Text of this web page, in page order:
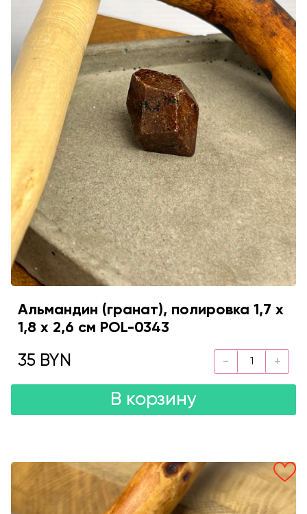
Альмандин (гранат), полировка 1,7 х
1,8 х 2,6 см POL-0343
35 BYN
В корзину